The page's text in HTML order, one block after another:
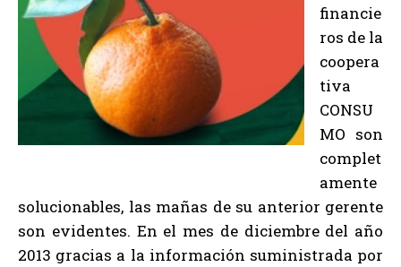
financie
ros de la
coopera
tiva
CONSU
MO son
complet
amente
solucionables, las mañas de su anterior gerente
son evidentes. En el mes de diciembre del año
2013 gracias a la información suministrada por